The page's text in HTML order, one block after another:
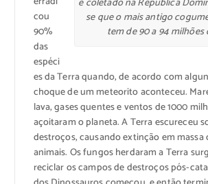
se que o mais antigo
tem de 90 a 94 milhões
cou
90%
das
espéci
es da Terra quando, de acordo com
choque de um meteorito aconteceu.
lava, gases quentes e ventos de 1000
açoitaram o planeta. A Terra escureceu
destroços, causando extinção em massa
animais. Os fungos herdaram a Terra
reciclar os campos de destroços pós-